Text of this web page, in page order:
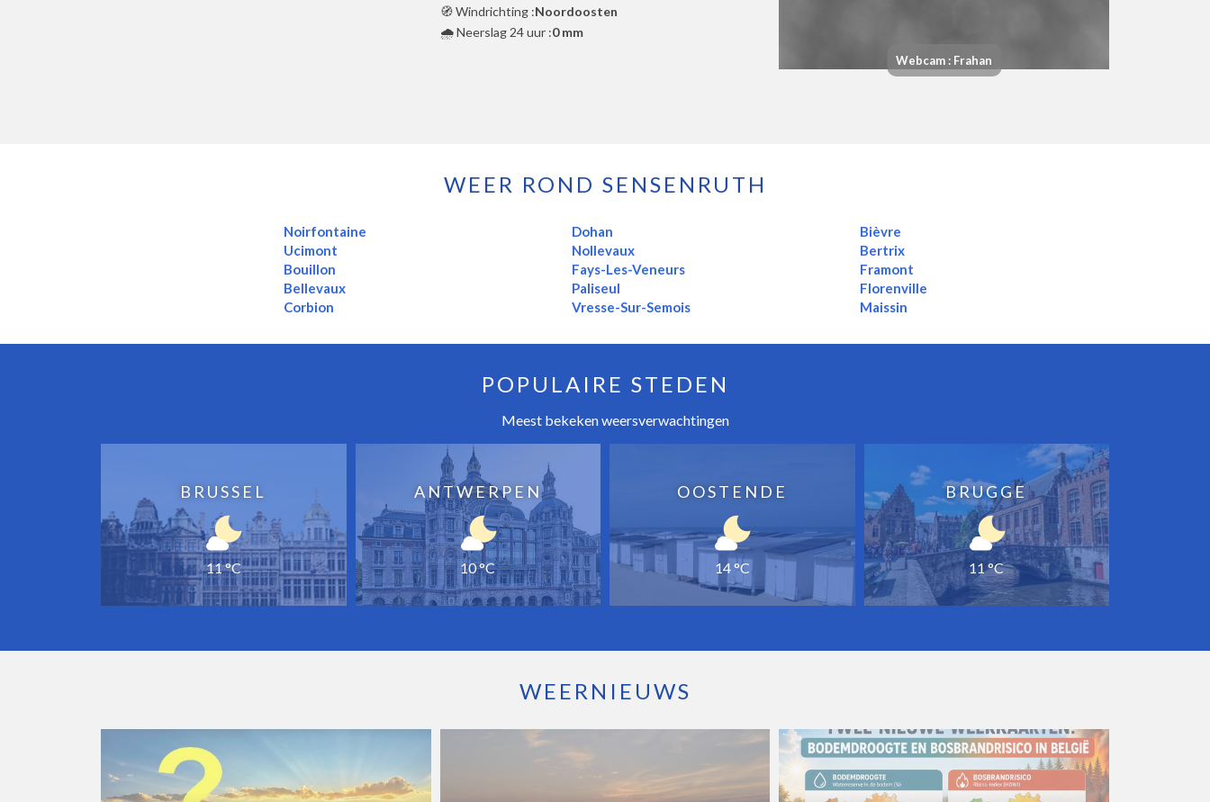
🧭 Windrichting :Noordoosten
🌧️ Neerslag 24 uur :0 mm
Webcam : Frahan
WEER ROND SENSENRUTH
Noirfontaine
Ucimont
Bouillon
Bellevaux
Corbion
Dohan
Nollevaux
Fays-Les-Veneurs
Paliseul
Vresse-Sur-Semois
Bièvre
Bertrix
Framont
Florenville
Maissin
POPULAIRE STEDEN
Meest bekeken weersverwachtingen
BRUSSEL
11 °C
ANTWERPEN
10 °C
OOSTENDE
14 °C
BRUGGE
11 °C
WEERNIEUWS